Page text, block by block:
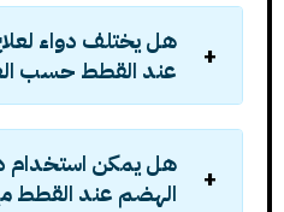
هل يختلف دواء
عند القطط حسب
هل يمكن استخدام
الهضم عند القطط